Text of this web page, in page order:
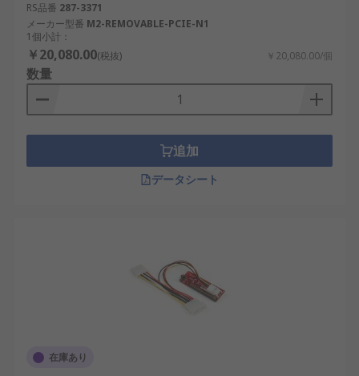
RS品番 287-3371
メーカー型番 M2-REMOVABLE-PCIE-N1
1個小計：
￥20,080.00(税抜) ￥20,080.00/個
数量
追加
データシート
在庫あり